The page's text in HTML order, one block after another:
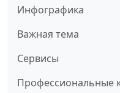
Инфографика
Важная тема
Сервисы
Профессиональные